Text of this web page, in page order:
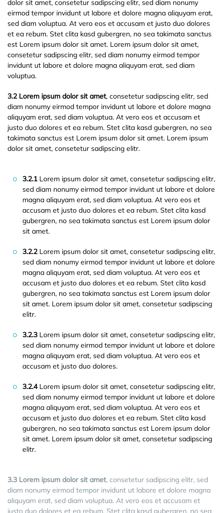
dolor sit amet, consetetur sadipscing elitr, sed diam nonumy
eirmod tempor invidunt ut labore et dolore magna aliquyam erat,
sed diam voluptua. At vero eos et accusam et justo duo dolores
et ea rebum. Stet clita kasd gubergren, no sea takimata sanctus
est Lorem ipsum dolor sit amet. Lorem ipsum dolor sit amet,
consetetur sadipscing elitr, sed diam nonumy eirmod tempor
invidunt ut labore et dolore magna aliquyam erat, sed diam
voluptua.
3.2 Lorem ipsum dolor sit amet, consetetur sadipscing elitr, sed
diam nonumy eirmod tempor invidunt ut labore et dolore magna
aliquyam erat, sed diam voluptua. At vero eos et accusam et
justo duo dolores et ea rebum. Stet clita kasd gubergren, no sea
takimata sanctus est Lorem ipsum dolor sit amet. Lorem ipsum
dolor sit amet, consetetur sadipscing elitr.
3.2.1 Lorem ipsum dolor sit amet, consetetur sadipscing elitr,
sed diam nonumy eirmod tempor invidunt ut labore et dolore
magna aliquyam erat, sed diam voluptua. At vero eos et
accusam et justo duo dolores et ea rebum. Stet clita kasd
gubergren, no sea takimata sanctus est Lorem ipsum dolor
sit amet.
3.2.2Lorem ipsum dolor sit amet, consetetur sadipscing elitr,
sed diam nonumy eirmod tempor invidunt ut labore et dolore
magna aliquyam erat, sed diam voluptua. At vero eos et
accusam et justo duo dolores et ea rebum. Stet clita kasd
gubergren, no sea takimata sanctus est Lorem ipsum dolor
sit amet. Lorem ipsum dolor sit amet, consetetur sadipscing
elitr.
3.2.3 Lorem ipsum dolor sit amet, consetetur sadipscing elitr,
sed diam nonumy eirmod tempor invidunt ut labore et dolore
magna aliquyam erat, sed diam voluptua. At vero eos et
accusam et justo duo dolores.
3.2.4Lorem ipsum dolor sit amet, consetetur sadipscing elitr,
sed diam nonumy eirmod tempor invidunt ut labore et dolore
magna aliquyam erat, sed diam voluptua. At vero eos et
accusam et justo duo dolores et ea rebum. Stet clita kasd
gubergren, no sea takimata sanctus est Lorem ipsum dolor
sit amet. Lorem ipsum dolor sit amet, consetetur sadipscing
elitr.
3.3 Lorem ipsum dolor sit amet, consetetur sadipscing elitr, sed
diam nonumy eirmod tempor invidunt ut labore et dolore magna
aliquyam erat, sed diam voluptua. At vero eos et accusam et
justo duo dolores et ea rebum. Stet clita kasd gubergren, no sea